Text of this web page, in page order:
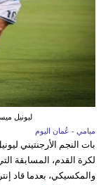
ليونيل
ميامي - عُمان اليوم
بات النجم الأرجنتيني
لكرة القدم، المسابقة